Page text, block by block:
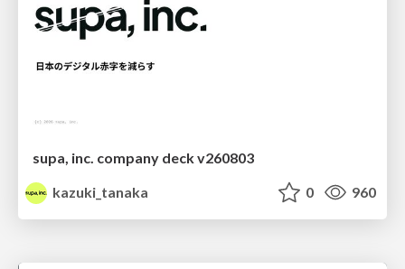
supa, inc. company deck v260803
kazuki_tanaka
0 960